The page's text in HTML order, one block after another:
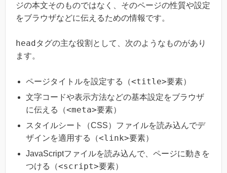
ジの本文そのものではなく、そのページの性質や設定
をブラウザなどに伝えるための情報です。
headタグの主な役割として、次のようなものがあり
ます。
ページタイトルを設定する（<title>要素）
文字コードや表示方法などの基本設定をブラウザ
に伝える（<meta>要素）
スタイルシート（CSS）ファイルを読み込んでデ
ザインを適用する（<link>要素）
JavaScriptファイルを読み込んで、ページに動きを
つける（<script>要素）